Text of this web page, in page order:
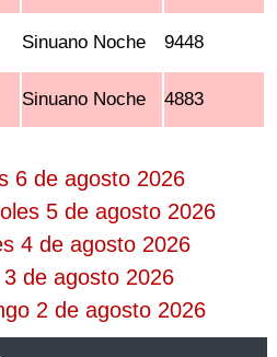
Sinuano Noche 9448
Sinuano Noche 4883
6 de agosto 2026
5 de agosto 2026
4 de agosto 2026
de agosto 2026
2 de agosto 2026